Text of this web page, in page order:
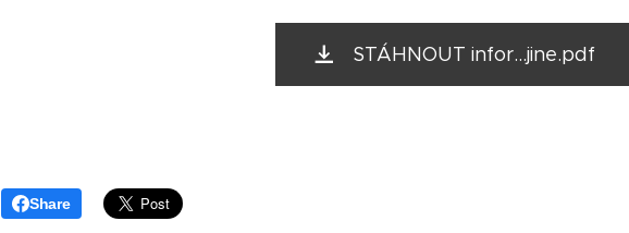
STÁHNOUT infor...jine.pdf
Share